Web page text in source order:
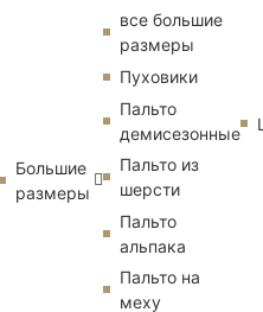
Большие
размеры
все большие
размеры
Пуховики
Пальто
демисезонные
Пальто из
шерсти
Пальто
альпака
Пальто на
меху